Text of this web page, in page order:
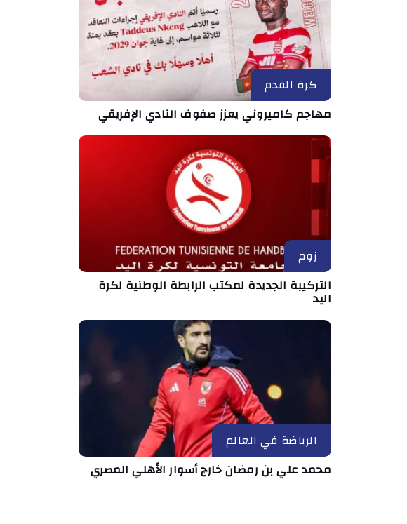
كرة القدم
مهاجم كاميروني يعزز صفوف النادي الإفريقي
زوم
التركيبة الجديدة لمكتب الرابطة الوطنية لكرة
اليد
الرياضة في العالم
محمد علي بن رمضان خارج أسوار الأهلي المصري